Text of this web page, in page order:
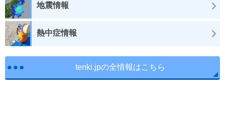
地震情報
熱中症情報
tenki.jpの全情報はこちら